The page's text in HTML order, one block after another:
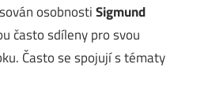
osobnostiSigmund
často sdíleny pro svou
Často se spojují s tématy